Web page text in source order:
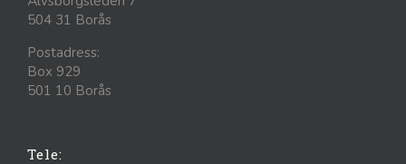
504 31 Borås
Postadress:
Box 929
501 10 Borås
Tele: